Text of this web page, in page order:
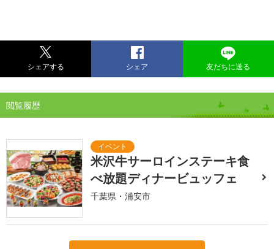
シェアする シェア 友だちに送る
閲覧履歴
米沢牛サーロインステーキ食
べ放題ディナービュッフェ
千葉県・浦安市